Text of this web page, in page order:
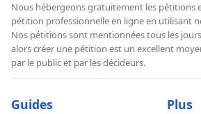
Nous hébergeons gratuitement les pétitions
pétition professionnelle en ligne en utilisant
Nos pétitions sont mentionnées tous les
alors créer une pétition est un excellent
par le public et par les décideurs.
Guides Plus